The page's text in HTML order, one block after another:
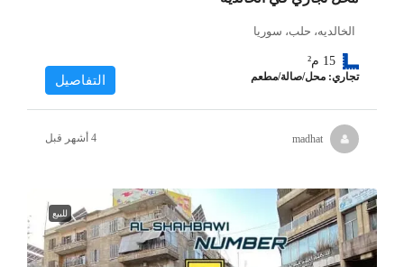
الخالديه، حلب، سوريا
15 م²
تجاري: محل/صالة/مطعم التفاصيل
madhat
للبيع